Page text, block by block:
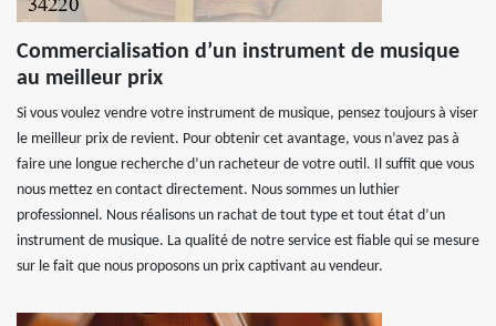
Commercialisation d’un instrument de musique
au meilleur prix
Si vous voulez vendre votre instrument de musique, pensez toujours à viser
le meilleur prix de revient. Pour obtenir cet avantage, vous n’avez pas à
faire une longue recherche d’un racheteur de votre outil. Il suffit que vous
nous mettez en contact directement. Nous sommes un luthier
professionnel. Nous réalisons un rachat de tout type et tout état d’un
instrument de musique. La qualité de notre service est fiable qui se mesure
sur le fait que nous proposons un prix captivant au vendeur.